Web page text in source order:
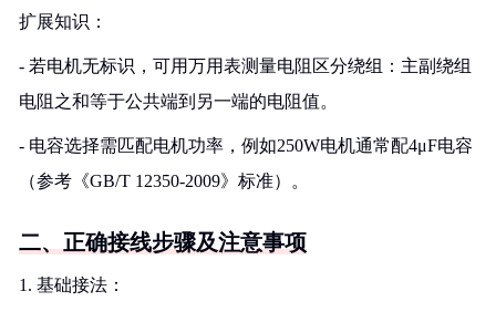
扩展知识：
- 若电机无标识，可用万用表测量电阻区分绕组：主副绕组
电阻之和等于公共端到另一端的电阻值。
- 电容选择需匹配电机功率，例如250W电机通常配4μF电容
（参考《GB/T 12350-2009》标准）。
二、正确接线步骤及注意事项
1. 基础接法：